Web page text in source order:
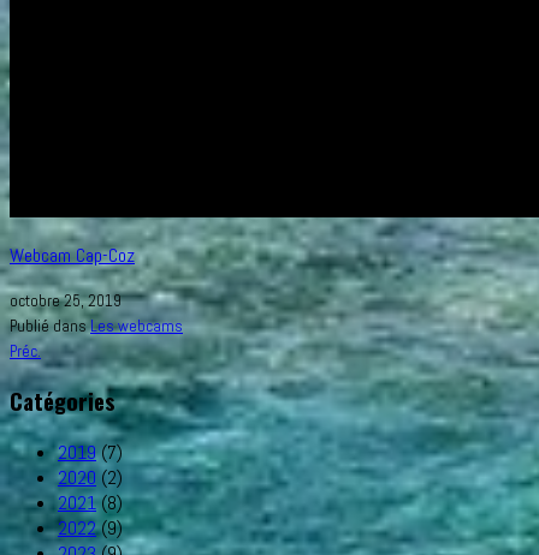
Webcam Cap-Coz
octobre 25, 2019
Publié dansLes webcams
Préc.
Catégories
2019(7)
2020 (2)
2021(8)
2022(9)